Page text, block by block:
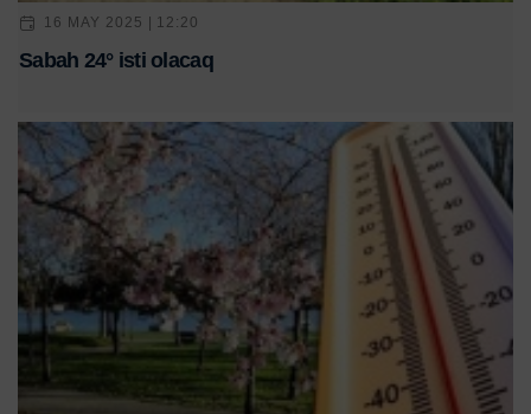
16 MAY 2025 | 12:20
Sabah 24° isti olacaq